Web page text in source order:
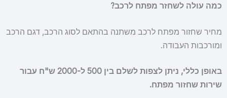
כמה עולה לשחזר מפתח לרכב?
מחיר שחזור מפתח לרכב משתנה בהתאם לסוג הרכב, דגם הרכב
ומורכבות העבודה.
באופן כללי, ניתן לצפות לשלם בין 500 ל-2000 ש"ח עבור
שירות שחזור מפתח.